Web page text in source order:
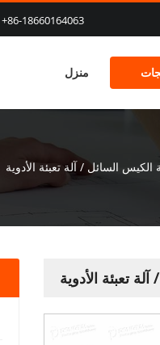
+86-18660164063
منزل
الكيس السائل / آلة تعبئة الأدوية
تعبئة الأدوية